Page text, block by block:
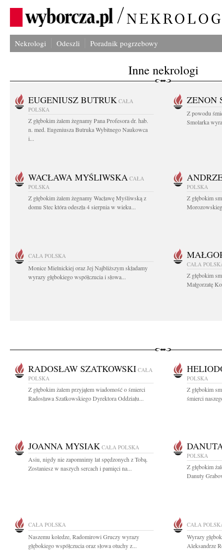
Nekrologi Odeszli Poradnik pogrzebowy
Inne nekrologi
EUGENIUSZ BUTRUK CAŁA
POLSKA
Z głębokim żalem żegnamy Pana Profesora dr. hab.
n. med. Eugeniusza Butruka Wybitnego Naukowca
i...
ZENON
Z powodu
Smolarka
WACŁAWA MYŚLIWSKA CAŁA
POLSKA
Z głębokim żalem żegnamy Wacławę Myśliwską z
domu Stec która odeszła 4 sierpnia w wieku...
POLSKA
Z głębokim
CAŁA POLSKA
Monice Mielnickiej oraz Jej Najbliższym składamy
wyrazy głębokiego współczucia i słowa...
CAŁA
Z głębokim
Małgorzatę
RADOSŁAW SZATKOWSKI CAŁA
POLSKA
Z głębokim żalem przyjąłem wiadomość o śmierci
Radosława Szatkowskiego Dyrektora Oddziału...
POLSKA
Z głębokim
śmierci
JOANNA MYSIAK CAŁA POLSKA
Asiu, nigdy nie zapomnimy lat spędzonych z Tobą.
Zostaniesz w naszych sercach i pamięci na...
POLSKA
Z głębokim
Danuty
CAŁA POLSKA
Naszemu koledze, Radomirowi Gruczy wyrazy
głębokiego współczucia oraz słowa otuchy z...
CAŁA
Wyrazy
Aleksandrze